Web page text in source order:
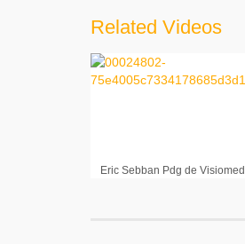
Related Videos
Eric Sebban Pdg de Visiomed